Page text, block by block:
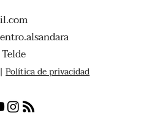
Política de privacidad